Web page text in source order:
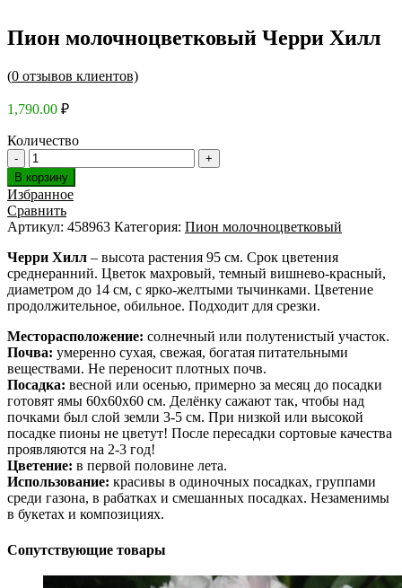
Пион молочноцветковый Черри Хилл
(0 отзывов клиентов)
1,790.00 ₽
Количество
В корзину
Избранное
Сравнить
Артикул: 458963 Категория: Пион молочноцветковый
Черри Хилл – высота растения 95 см. Срок цветения
среднеранний. Цветок махровый, темный вишнево-красный,
диаметром до 14 см, с ярко-желтыми тычинками. Цветение
продолжительное, обильное. Подходит для срезки.
Месторасположение: солнечный или полутенистый участок.
Почва: умеренно сухая, свежая, богатая питательными
веществами. Не переносит плотных почв.
Посадка: весной или осенью, примерно за месяц до посадки
готовят ямы 60х60х60 см. Делёнку сажают так, чтобы над
почками был слой земли 3-5 см. При низкой или высокой
посадке пионы не цветут! После пересадки сортовые качества
проявляются на 2-3 год!
Цветение: в первой половине лета.
Использование: красивы в одиночных посадках, группами
среди газона, в рабатках и смешанных посадках. Незаменимы
в букетах и композициях.
Сопутствующие товары